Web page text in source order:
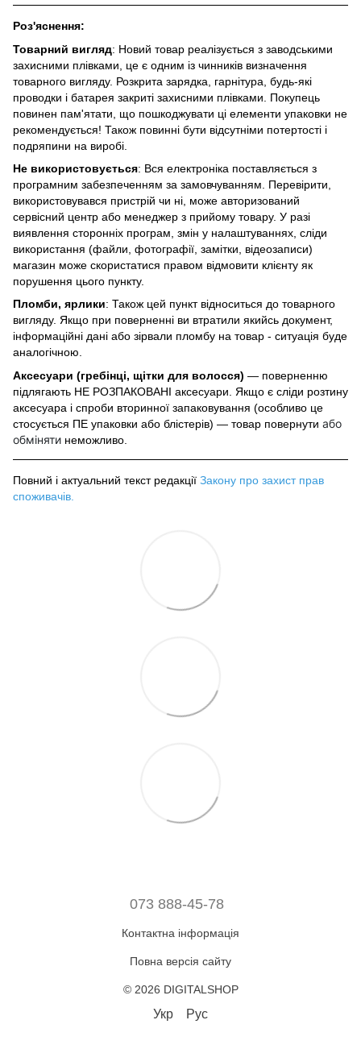
Роз'яснення:
Товарний вигляд: Новий товар реалізується з заводськими
захисними плівками, це є одним із чинників визначення
товарного вигляду. Розкрита зарядка, гарнітура, будь-які
проводки і батарея закриті захисними плівками. Покупець
повинен пам'ятати, що пошкоджувати ці елементи упаковки не
рекомендується! Також повинні бути відсутніми потертості і
подряпини на виробі.
Не використовується: Вся електроніка поставляється з
програмним забезпеченням за замовчуванням. Перевірити,
використовувався пристрій чи ні, може авторизований
сервісний центр або менеджер з прийому товару. У разі
виявлення сторонніх програм, змін у налаштуваннях, сліди
використання (файли, фотографії, замітки, відеозаписи)
магазин може скористатися правом відмовити клієнту як
порушення цього пункту.
Пломби, ярлики: Також цей пункт відноситься до товарного
вигляду. Якщо при поверненні ви втратили якийсь документ,
інформаційні дані або зірвали пломбу на товар - ситуація буде
аналогічною.
Аксесуари (гребінці, щітки для волосся) — поверненню
підлягають НЕ РОЗПАКОВАНІ аксесуари. Якщо є сліди розтину
аксесуара і спроби вторинної запаковування (особливо це
стосується ПЕ упаковки або блістерів) — товар повернути або
обміняти неможливо.
Повний і актуальний текст редакції Закону про захист прав
споживачів
073 888-45-78
Контактна інформація
Повна версія сайту
© 2026 DIGITALSHOP
Укр Рус